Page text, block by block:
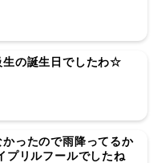
生の誕生日でしたわ☆
ったので雨降ってるか
プリルフールでしたね